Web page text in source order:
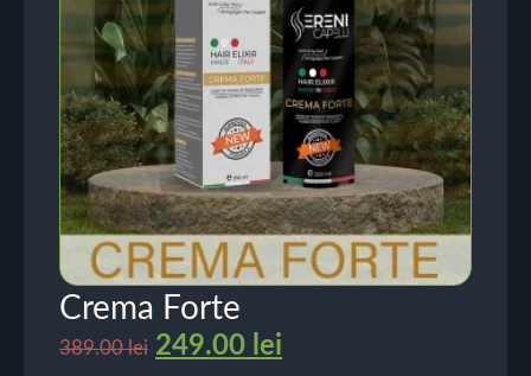
Crema Forte
389.00lei 249.00 lei